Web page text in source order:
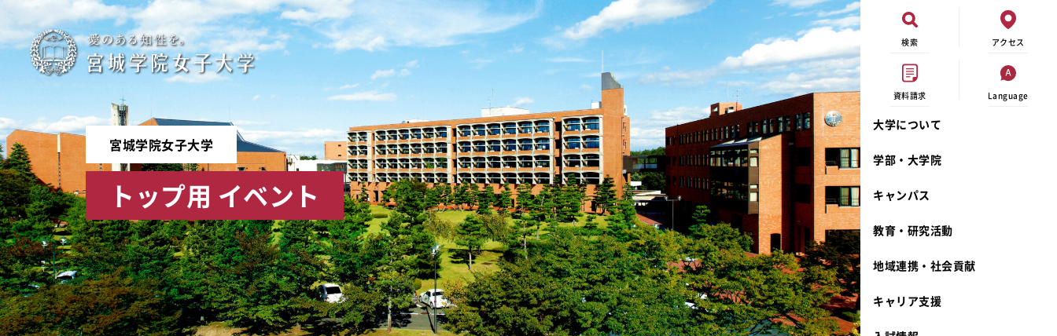
検索 アクセス
資料請求 Language
大学について
宮城学院 校歌
礼拝堂
カリキュラム・ポリシー
学部・大学院
生活文化デザイン学科
キャンパス
奨学金
大学祭
キャンパスメンバーズ
教育・研究活動動物実験に関する情報公開
キリスト教文化研究所
地域連携・社会貢献
カリキュラム・入室方法
キャリア支援
宮
城
学
院
女
子
大
学
宮城学院女子大学
トップ用 イベント